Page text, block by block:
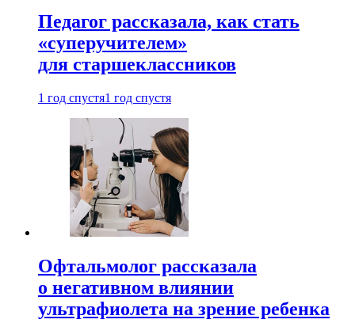
Педагог рассказала, как стать
«суперучителем»
для старшеклассников
1 год спустя1 год спустя
Офтальмолог рассказала
о негативном влиянии
ультрафиолета на зрение ребенка